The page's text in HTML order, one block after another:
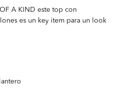
A KIND este top con
es un key item para un look